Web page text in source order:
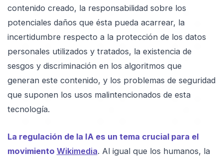
contenido creado, la responsabilidad sobre los
potenciales daños que ésta pueda acarrear, la
incertidumbre respecto a la protección de los datos
personales utilizados y tratados, la existencia de
sesgos y discriminación en los algoritmos que
generan este contenido, y los problemas de seguridad
que suponen los usos malintencionados de esta
tecnología.
La regulación de la IA es un tema crucial para el
movimiento Wikimedia. Al igual que los humanos, la